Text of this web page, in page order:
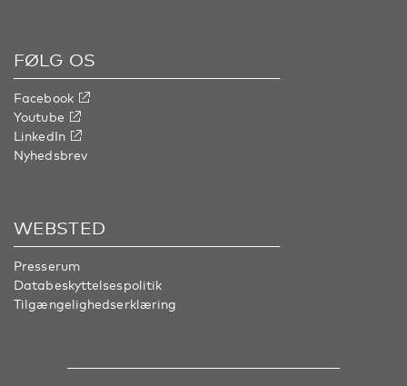
FØLG OS
Facebook
Youtube
LinkedIn
Nyhedsbrev
WEBSTED
Presserum
Databeskyttelsespolitik
Tilgængelighedserklæring